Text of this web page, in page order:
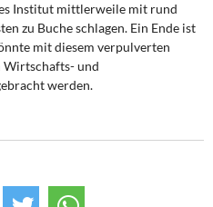
Institut mittlerweile mit rund
zu Buche schlagen. Ein Ende ist
mit diesem verpulverten
Wirtschafts- und
werden.